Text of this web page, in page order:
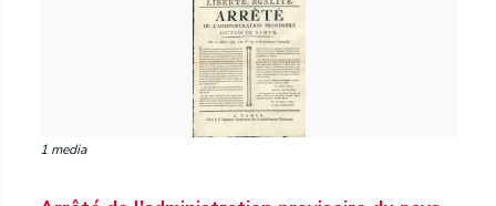
1 media